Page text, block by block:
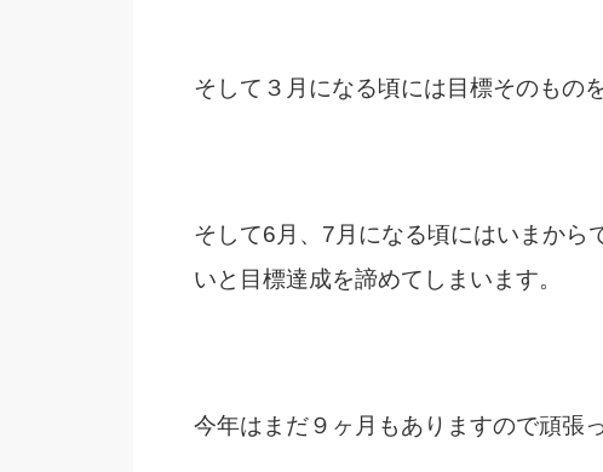
そして３月になる頃には目標そのもの
そして6月、7月になる頃にはいまから
いと目標達成を諦めてしまいます。
今年はまだ９ヶ月もありますので頑張